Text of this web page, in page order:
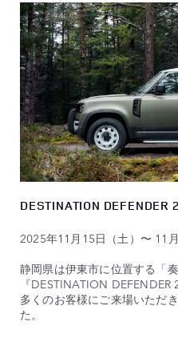
DESTINATION DEFENDER
2025年11月15日（土）〜 11月
静岡県は伊東市に位置する「
『DESTINATION DEFENDER
多くのお客様にご来場いただ
た。